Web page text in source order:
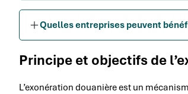
Quelles entreprises peuvent
Principe et objectifs de
L’exonération douanière est un